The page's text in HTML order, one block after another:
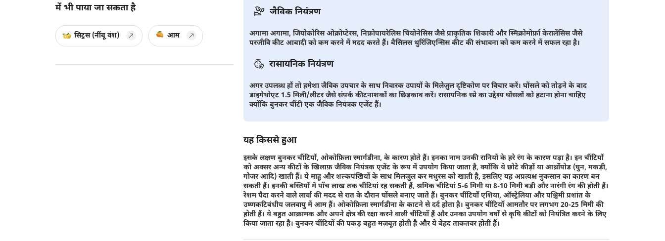
में भी पाया जा सकता है
सिट्रस (नींबू वंश) आम
जैविक नियंत्रण
अगामा अगामा, जियोकोरिस ओक्रोप्टेरस, निफ़ोपायरेलिस चियोनेसिस जैसे प्राकृतिक शिकारी और स्मिक्रोमोर्फ़ा केरालेंसिस जैसे
परजीवि कीट आबादी को कम करने में मदद करते हैं। बैसिलस थुरिंजिएन्सिस कीट की संभावना को कम करने में सफल रहा है।
रासायनिक नियंत्रण
अगर उपलब्ध हों तो हमेशा जैविक उपचार के साथ निवारक उपायों के मिलेजुल दृष्टिकोण पर विचार करें। घोंसले को तोड़ने के बाद
डाइमेथोएट 1.5 मिली/लीटर जैसे संपर्क कीटनाशकों का छिड़काव करें। रासायनिक स्प्रे का उद्देश्य घोंसलों को हटाना होना चाहिए
क्योंकि बुनकर चींटी एक जैविक नियंत्रक एजेंट हैं।
यह किससे हुआ
इसके लक्षण बुनकर चींटियों, ओकोफ़िला स्मार्गडीना, के कारण होते हैं। इनका नाम उनकी रानियों के हरे रंग के कारण पड़ा है। इन चींटियों
को अक्सर अन्य कीटों के खिलाफ़ जैविक नियंत्रक एजेंट के रूप में उपयोग किया जाता है, क्योंकि ये छोटे कीड़ों या आर्थ्रोपोड (घुन, मकड़ी,
गोजर आदि) खाती हैं। ये माहू और शल्कपंखियों के साथ मिलजुल कर मधुरस को खाती है, इसलिए यह अप्रत्यक्ष नुकसान का कारण बन
सकती हैं। इनकी बस्तियों में पाँच लाख तक चींटियां रह सकती हैं, श्रमिक चींटियां 5-6 मिमी या 8-10 मिमी बड़ी और नारंगी रंग की होती हैं।
रेशम पैदा करने वाले लार्वा की मदद से रात के दौरान घोंसले बनाए जाते हैं। बुनकर चींटियाँ एशिया, ऑस्ट्रेलिया और पश्चिमी प्रशांत के
उष्णकटिबंधीय जलवायु में आम हैं। ओकोफ़िला स्मार्गडीना के काटने से दर्द होता है। बुनकर चींटियाँ आमतौर पर लगभग 20-25 मिमी की
होती हैं। ये बहुत आक्रामक और अपने क्षेत्र की रक्षा करने वाली चींटियाँ हैं और उनका उपयोग वर्षों से कृषि कीटों को नियंत्रित करने के लिए
किया जाता रहा है। बुनकर चींटियों की पकड़ बहुत मज़बूत होती है और ये बेहद ताकतवर होती हैं।